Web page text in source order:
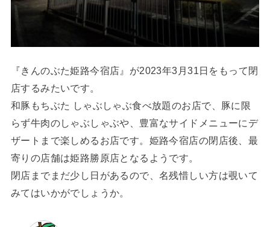
『きんのぶた姫路今宿店』が2023年3月31日をもって閉
店するみたいです。
和豚もちぶた しゃぶしゃぶ食べ放題のお店で、豚に限
らず牛肉のしゃぶしゃぶや、豊富なサイドメニューにデ
ザートまで楽しめるお店です。姫路今宿店の閉店後、最
寄りの店舗は姫路勝原店となるようです。
閉店までまだ少し日があるので、名残惜しい方は覗いて
みてはいかがでしょうか。